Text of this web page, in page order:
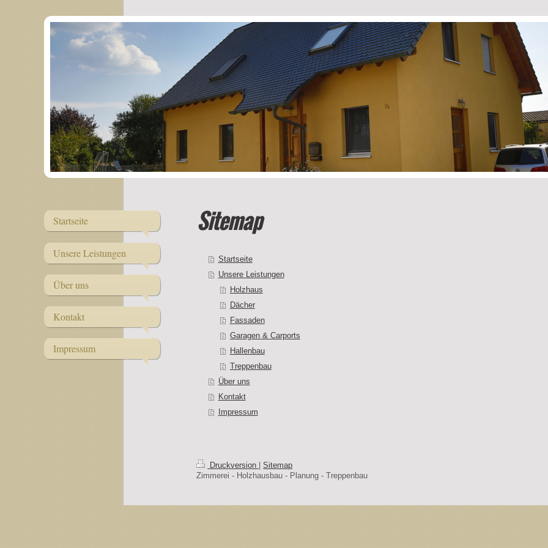
Startseite
Unsere Leistungen
Über uns
Kontakt
Impressum
Sitemap
Startseite
Unsere Leistungen
Holzhaus
Dächer
Fassaden
Garagen & Carports
Hallenbau
Treppenbau
Über uns
Kontakt
Impressum
Druckversion
Sitemap
Zimmerei - Holzhausbau - Planung - Treppenbau